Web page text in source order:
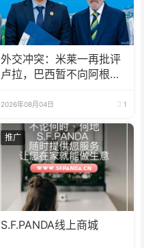
外交冲突：米莱一再批评
卢拉，巴西暂不向阿根廷
2026年08月04日 1
推广
S.F.PANDA线上商城